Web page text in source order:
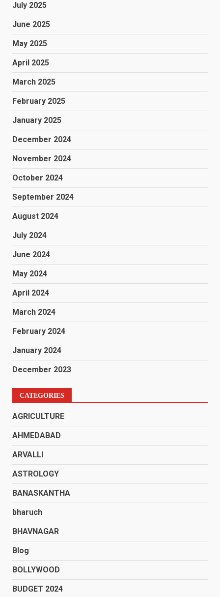
July 2025
June 2025
May 2025
April 2025
March 2025
February 2025
January 2025
December 2024
November 2024
October 2024
September 2024
August 2024
July 2024
June 2024
May 2024
April 2024
March 2024
February 2024
January 2024
December 2023
CATEGORIES
AGRICULTURE
AHMEDABAD
ARVALLI
ASTROLOGY
BANASKANTHA
bharuch
BHAVNAGAR
Blog
BOLLYWOOD
BUDGET 2024